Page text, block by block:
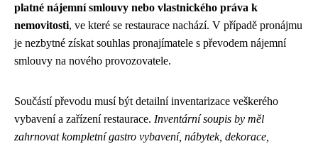
platné nájemní smlouvy nebo vlastnického práva k
nemovitosti, ve které se restaurace nachází. V případě pronájmu
je nezbytné získat souhlas pronajímatele s převodem nájemní
smlouvy na nového provozovatele.
Součástí převodu musí být detailní inventarizace veškerého
vybavení a zařízení restaurace. Inventární soupis by měl
zahrnovat kompletní gastro vybavení, nábytek, dekorace,